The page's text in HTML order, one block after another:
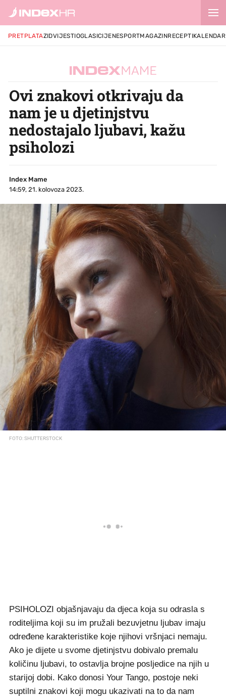
PRETPLATAZIDVIJESTIOGLASICIJENESPORTMAGAZINRECEPTIKALENDAR
Ovi znakovi otkrivaju da
nam je u djetinjstvu
nedostajalo ljubavi, kažu
psiholozi
Index Mame
14:59, 21. kolovoza 2023.
FOTO: SHUTTERSTOCK
PSIHOLOZI objašnjavaju da djeca koja su odrasla s
roditeljima koji su im pružali bezuvjetnu ljubav imaju
određene karakteristike koje njihovi vršnjaci nemaju.
Ako je dijete u svome djetinjstvu dobivalo premalu
količinu ljubavi, to ostavlja brojne posljedice na njih u
starijoj dobi. Kako donosi Your Tango, postoje neki
suptilni znakovi koji mogu ukazivati na to da nam